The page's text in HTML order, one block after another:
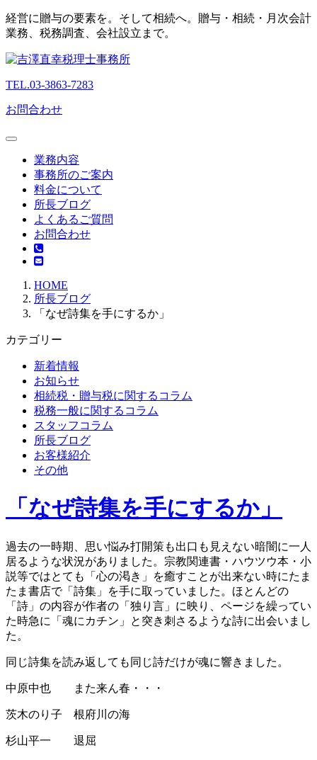
経営に贈与の要素を。そして相続へ。贈与・相続・月次会計
業務、税務調査、会社設立まで。
TEL.03-3863-7283
お問合わせ
業務内容
事務所のご案内
料金について
所長ブログ
よくあるご質問
お問合わせ
HOME
所長ブログ
「なぜ詩集を手にするか」
カテゴリー
新着情報
お知らせ
相続税・贈与税に関するコラム
税務一般に関するコラム
スタッフコラム
所長ブログ
お客様紹介
その他
「なぜ詩集を手にするか」
過去の一時期、思い悩み打開策も出口も見えない暗闇に一人
居るような状況がありました。宗教関連書・ハウツウ本・小
説等ではとても「心の渇き」を癒すことが出来ない時にたま
たま書店で「詩集」を手に取っていました。ほとんどの
「詩」の内容が作者の「独り言」に映り、ページを繰ってい
た時急に「魂にカチン」と突き刺さるような詩に出会いまし
た。
同じ詩集を読み返しても同じ詩だけが魂に響きました。
中原中也 また来ん春・・・
茨木のり子 根府川の海
杉山平一 退屈